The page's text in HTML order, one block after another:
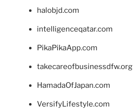
halobjd.com
intelligenceqatar.com
PikaPikaApp.com
takecareofbusinessdfw.org
HamadaOfJapan.com
VersifyLifestyle.com